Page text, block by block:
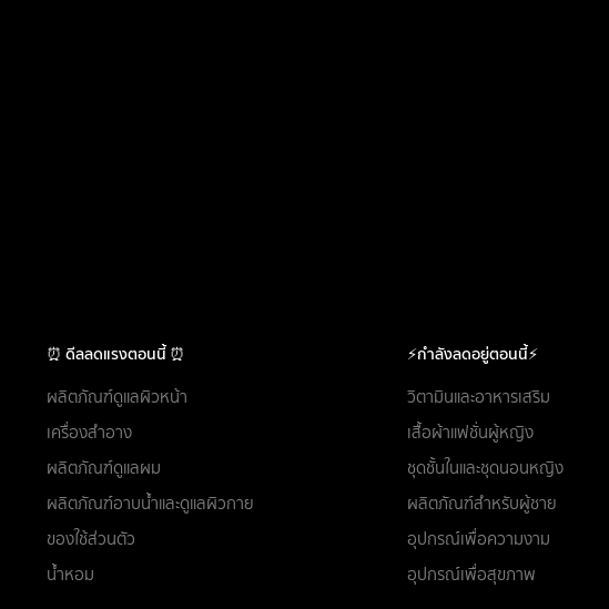
⏰ ดีลลดแรงตอนนี้ ⏰
ผลิตภัณฑ์ดูแลผิวหน้า
เครื่องสำอาง
ผลิตภัณฑ์ดูแลผม
ผลิตภัณฑ์อาบน้ำและดูแลผิวกาย
ของใช้ส่วนตัว
น้ำหอม
⚡กำลังลดอยู่ตอนนี้⚡
วิตามินและอาหารเสริม
เสื้อผ้าแฟชั่นผู้หญิง
ชุดชั้นในและชุดนอนหญิง
ผลิตภัณฑ์สำหรับผู้ชาย
อุปกรณ์เพื่อความงาม
อุปกรณ์เพื่อสุขภาพ